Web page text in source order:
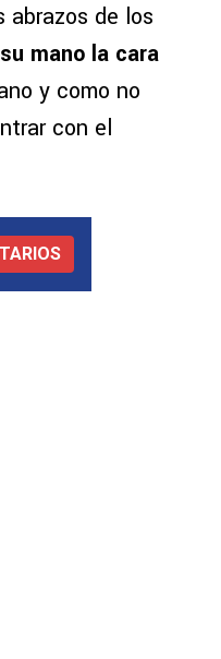
abrazos de los
mano la cara
y como no
con el